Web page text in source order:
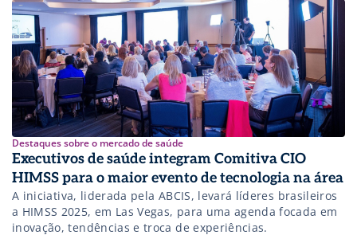
Destaques sobre o mercado de saúde
Executivos de saúde integram Comitiva CIO
HIMSS para o maior evento de tecnologia na área
A iniciativa, liderada pela ABCIS, levará líderes brasileiros
a HIMSS 2025, em Las Vegas, para uma agenda focada em
inovação, tendências e troca de experiências.